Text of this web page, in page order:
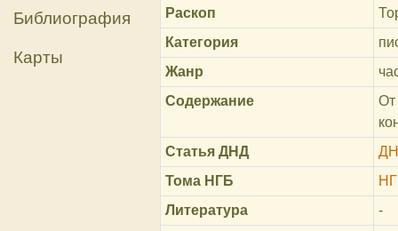
Библиография
Карты
Раскоп
Категория
Жанр
Содержание
От
Статья ДНД
Тома НГБ
Литература
-